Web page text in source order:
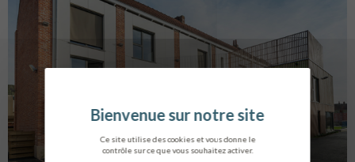
Ce site utilise des cookies et vous donne le
contrôle sur ce que vous souhaitez activer.